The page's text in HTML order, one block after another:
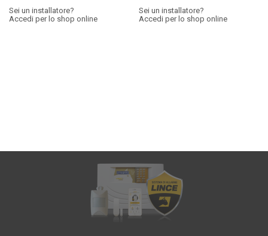
Sei un installatore?
Accedi per lo shop online
Sei un installatore?
Accedi per lo shop online